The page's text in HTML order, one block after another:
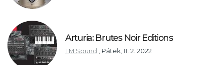
Arturia: Brutes Noir Editions
TM Sound Pátek, 11. 2. 2022